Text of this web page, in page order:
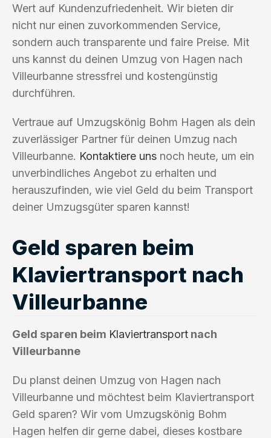
Wert auf Kundenzufriedenheit. Wir bieten dir
nicht nur einen zuvorkommenden Service,
sondern auch transparente und faire Preise. Mit
uns kannst du deinen Umzug von Hagen nach
Villeurbanne stressfrei und kostengünstig
durchführen.
Vertraue auf Umzugskönig Bohm Hagen als dein
zuverlässiger Partner für deinen Umzug nach
Villeurbanne. Kontaktiere uns noch heute, um ein
unverbindliches Angebot zu erhalten und
herauszufinden, wie viel Geld du beim Transport
deiner Umzugsgüter sparen kannst!
Geld sparen beim
Klaviertransport nach
Villeurbanne
Geld sparen beim Klaviertransport nach
Villeurbanne
Du planst deinen Umzug von Hagen nach
Villeurbanne und möchtest beim Klaviertransport
Geld sparen? Wir vom Umzugskönig Bohm
Hagen helfen dir gerne dabei, dieses kostbare